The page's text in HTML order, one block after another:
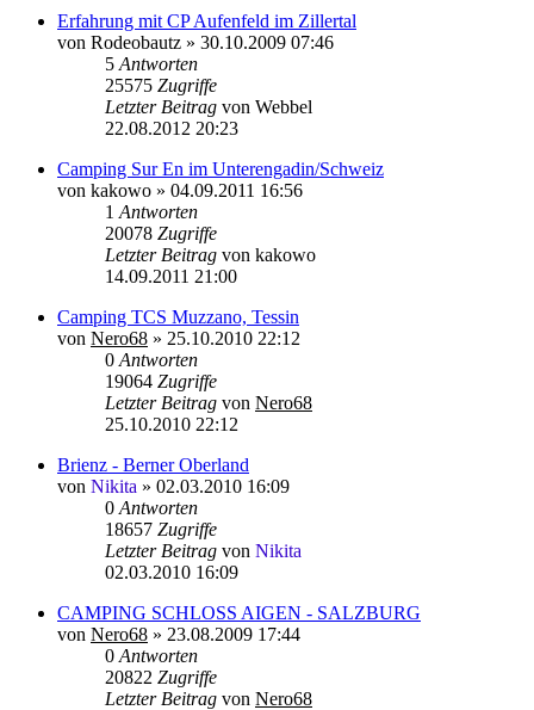
Erfahrung mit CP Aufenfeld im Zillertal
von Rodeobautz » 30.10.2009 07:46
5 Antworten
25575 Zugriffe
Letzter Beitrag von Webbel
22.08.2012 20:23
Camping Sur En im Unterengadin/Schweiz
von kakowo » 04.09.2011 16:56
1 Antworten
20078 Zugriffe
Letzter Beitrag von kakowo
14.09.2011 21:00
Camping TCS Muzzano, Tessin
von Nero68 » 25.10.2010 22:12
0 Antworten
19064 Zugriffe
Letzter Beitrag von Nero68
25.10.2010 22:12
Brienz - Berner Oberland
von Nikita » 02.03.2010 16:09
0 Antworten
18657 Zugriffe
Letzter Beitrag von Nikita
02.03.2010 16:09
CAMPING SCHLOSS AIGEN - SALZBURG
von Nero68 » 23.08.2009 17:44
0 Antworten
20822 Zugriffe
Letzter Beitrag von Nero68